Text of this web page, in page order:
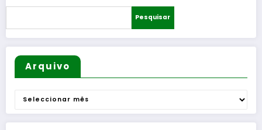
Pesquisar
Arquivo
Arquivo